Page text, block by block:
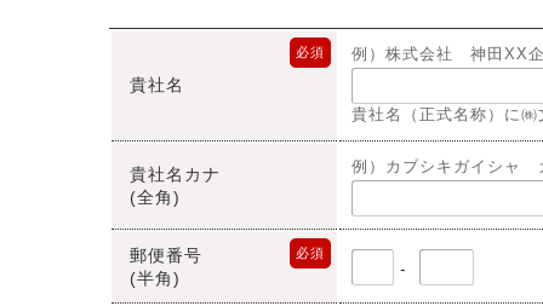
貴社名
必須 例）株式会社 神田XX
貴社名（正式名称）に
貴社名カナ
(全角)
例）カブシキガイシャ
郵便番号 必須
(半角) -